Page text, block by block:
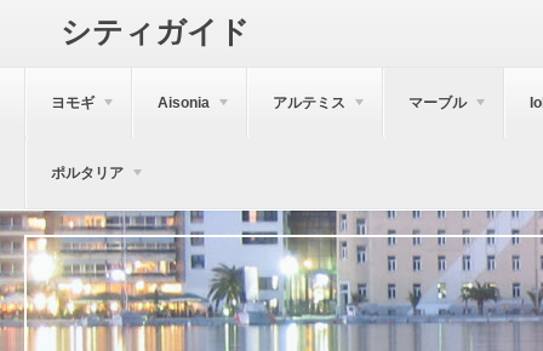
シティガイド
ヨモギ Aisonia アルテミス マーブル
ポルタリア